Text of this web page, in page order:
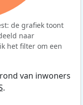
de grafiek toont
naar
het filter om een
van inwoners
.